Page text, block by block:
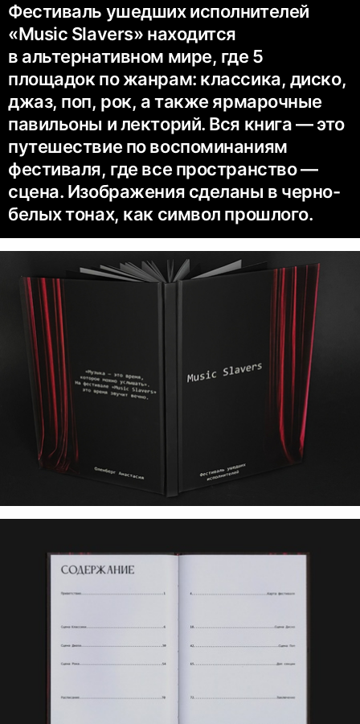
Фестиваль ушедших исполнителей
«Music Slavers» находится
в альтернативном мире, где 5
площадок по жанрам: классика, диско,
джаз, поп, рок, а также ярмарочные
павильоны и лекторий. Вся книга — это
путешествие по воспоминаниям
фестиваля, где все пространство —
сцена. Изображения сделаны в черно-
белых тонах, как символ прошлого.